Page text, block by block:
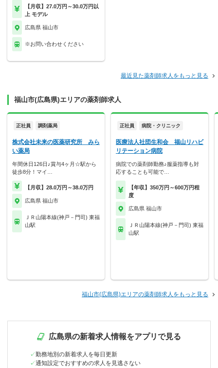
【月収】27.0万円～30.0万円以
上 モデル
広島県 福山市
※お問い合わせください
最近見た薬剤師求人をもっと見る
福山市(広島県)エリアの薬剤師求人
正社員 調剤薬局
株式会社未来の医薬研究所 みら
い薬局
年間休日126日♪賞与4ヶ月☆駅から
徒歩8分！マイ…
【月収】28.0万円～38.0万円
広島県 福山市
ＪＲ山陽本線(神戸－門司) 東福
山駅
正社員 病院・クリニック
医療法人社団生和会 福山リハビ
リテーション病院
病院での薬剤師勤務♪服薬指導も対
応することも可能で…
【年収】350万円～600万円程
度
広島県 福山市
ＪＲ山陽本線(神戸－門司) 東福
山駅
福山市(広島県)エリアの薬剤師求人をもっと見る
広島県の新着求人情報をアプリで見る
勤務地別の新着求人を毎日更新
通知設定でおすすめの求人を見逃さない